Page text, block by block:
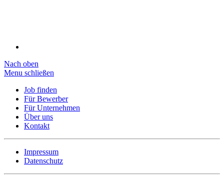
Nach oben
Menu schließen
Job finden
Für Bewerber
Für Unternehmen
Über uns
Kontakt
Impressum
Datenschutz